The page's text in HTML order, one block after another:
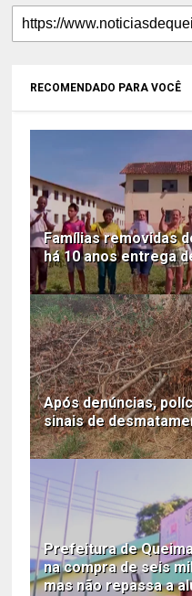
RECOMENDADO PARA VOCÊ
Famílias removidas
há 10 anos entrega
Após denúncias,
sinais de
Prefeitura de
na compra de seis
mas não repassa a